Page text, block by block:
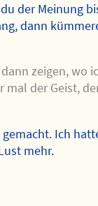
der Meinung
dann
zeigen, wo
mal der Geist,
Ich
mehr.